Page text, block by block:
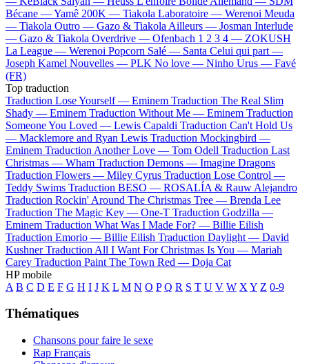
Bécane —Yamê 200K — Tiakola Laboratoire — Werenoi Meuda
— Tiakola Outro — Gazo & Tiakola Ailleurs — Josman Interlude
— Gazo & Tiakola Overdrive — Ofenbach 1 2 3 4 — ZOKUSH
La League — Werenoi Popcorn Salé — Santa Celui qui part —
Joseph Kamel Nouvelles — PLK No love — Ninho Urus — Favé
(FR)
Top traduction
Traduction Lose Yourself — Eminem Traduction The Real Slim
Shady — Eminem Traduction Without Me — Eminem Traduction
Someone You Loved — Lewis Capaldi Traduction Can't Hold Us
— Macklemore and Ryan Lewis Traduction Mockingbird —
Eminem Traduction Another Love — Tom Odell Traduction Last
Christmas — Wham Traduction Demons — Imagine Dragons
Traduction Flowers — Miley Cyrus Traduction Lose Control —
Teddy Swims Traduction BESO — ROSALÍA & Rauw Alejandro
Traduction Rockin' Around The Christmas Tree — Brenda Lee
Traduction The Magic Key — One-T Traduction Godzilla —
Eminem Traduction What Was I Made For? — Billie Eilish
Traduction Emorio — Billie Eilish Traduction Daylight — David
Kushner Traduction All I Want For Christmas Is You — Mariah
Carey Traduction Paint The Town Red — Doja Cat
HP mobile
A B C D E F G H I J K L M N O P Q R S T U V W X Y Z 0-9
Thématiques
Chansons pour faire le sexe
Rap Français